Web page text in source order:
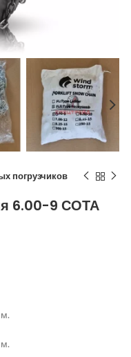
погрузчиков
6.00-9 СОТА